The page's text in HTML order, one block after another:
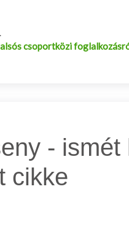
alsós csoportközi
-
cikke